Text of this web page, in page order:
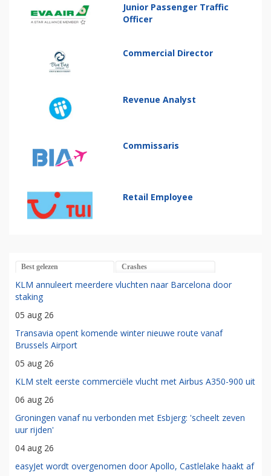
Junior Passenger Traffic
Officer
Commercial Director
Revenue Analyst
Commissaris
Retail Employee
Best gelezen Crashes
KLM annuleert meerdere vluchten naar Barcelona door
staking
05 aug 26
Transavia opent komende winter nieuwe route vanaf
Brussels Airport
05 aug 26
KLM stelt eerste commerciële vlucht met Airbus A350-900 uit
06 aug 26
Groningen vanaf nu verbonden met Esbjerg: 'scheelt zeven
uur rijden'
04 aug 26
easyJet wordt overgenomen door Apollo, Castlelake haakt af